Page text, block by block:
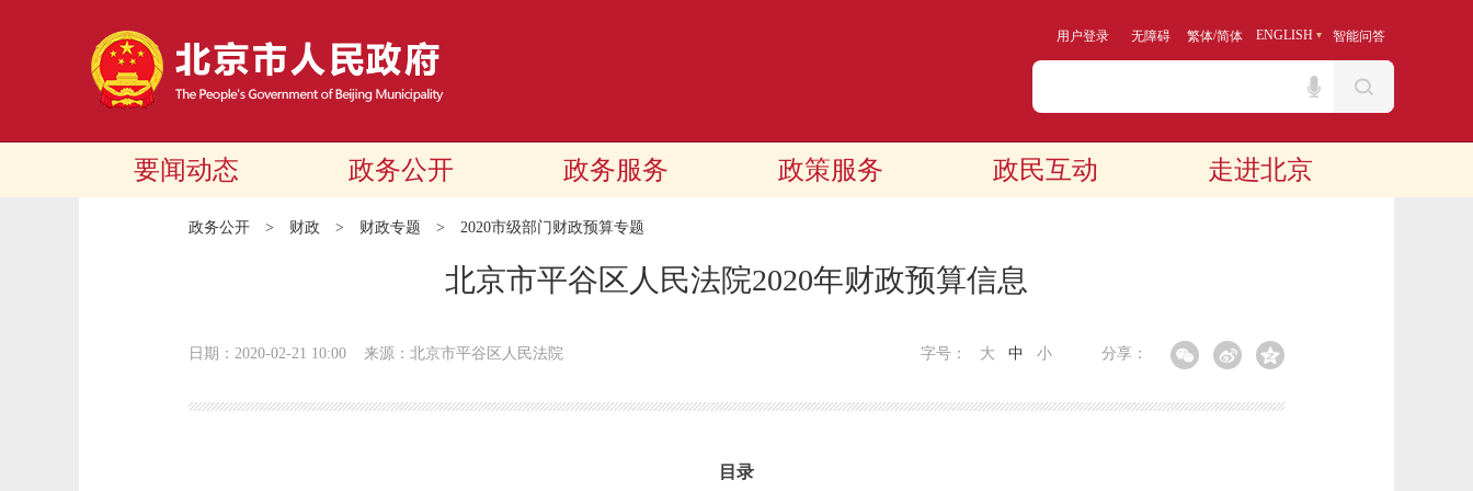
用户登录 无障碍 繁体/简体 ENGLISH 智能问答
要闻动态 政务公开 政务服务 政策服务 政民互动 走进北京
政务公开 > 财政 > 财政专题 > 2020市级部门财政预算专题
北京市平谷区人民法院2020年财政预算信息
日期：2020-02-21 10:00 来源：北京市平谷区人民法院 分享：
字号： 大 中 小
目录